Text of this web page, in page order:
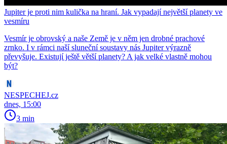
Jupiter je proti nim kulička na hraní. Jak vypadají největší planety ve
vesmíru
Vesmír je obrovský a naše Země je v něm jen drobné prachové
zrnko. I v rámci naší sluneční soustavy nás Jupiter výrazně
převyšuje. Existují ještě větší planety? A jak velké vlastně mohou
být?
NESPECHEJ.cz
dnes, 15:00
3 min